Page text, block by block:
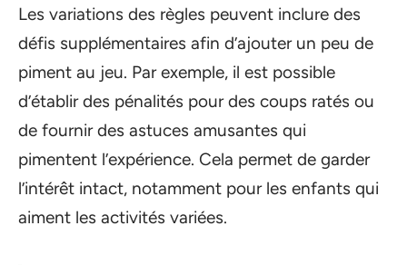
Les variations des règles peuvent inclure des
défis supplémentaires afin d’ajouter un peu de
piment au jeu. Par exemple, il est possible
d’établir des pénalités pour des coups ratés ou
de fournir des astuces amusantes qui
pimentent l’expérience. Cela permet de garder
l’intérêt intact, notamment pour les enfants qui
aiment les activités variées.